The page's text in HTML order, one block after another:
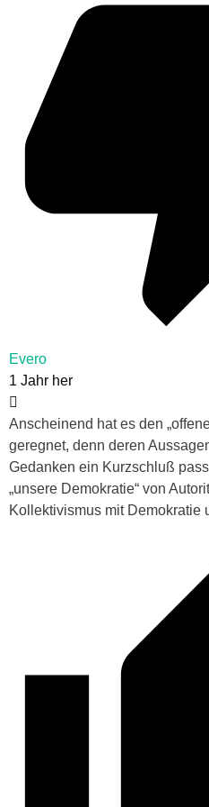
Evero
1 Jahr her
Anscheinend hat es den
geregnet, denn deren
Gedanken ein Kurzschluß
„unsere Demokratie“ von
Kollektivismus mit Demokratie